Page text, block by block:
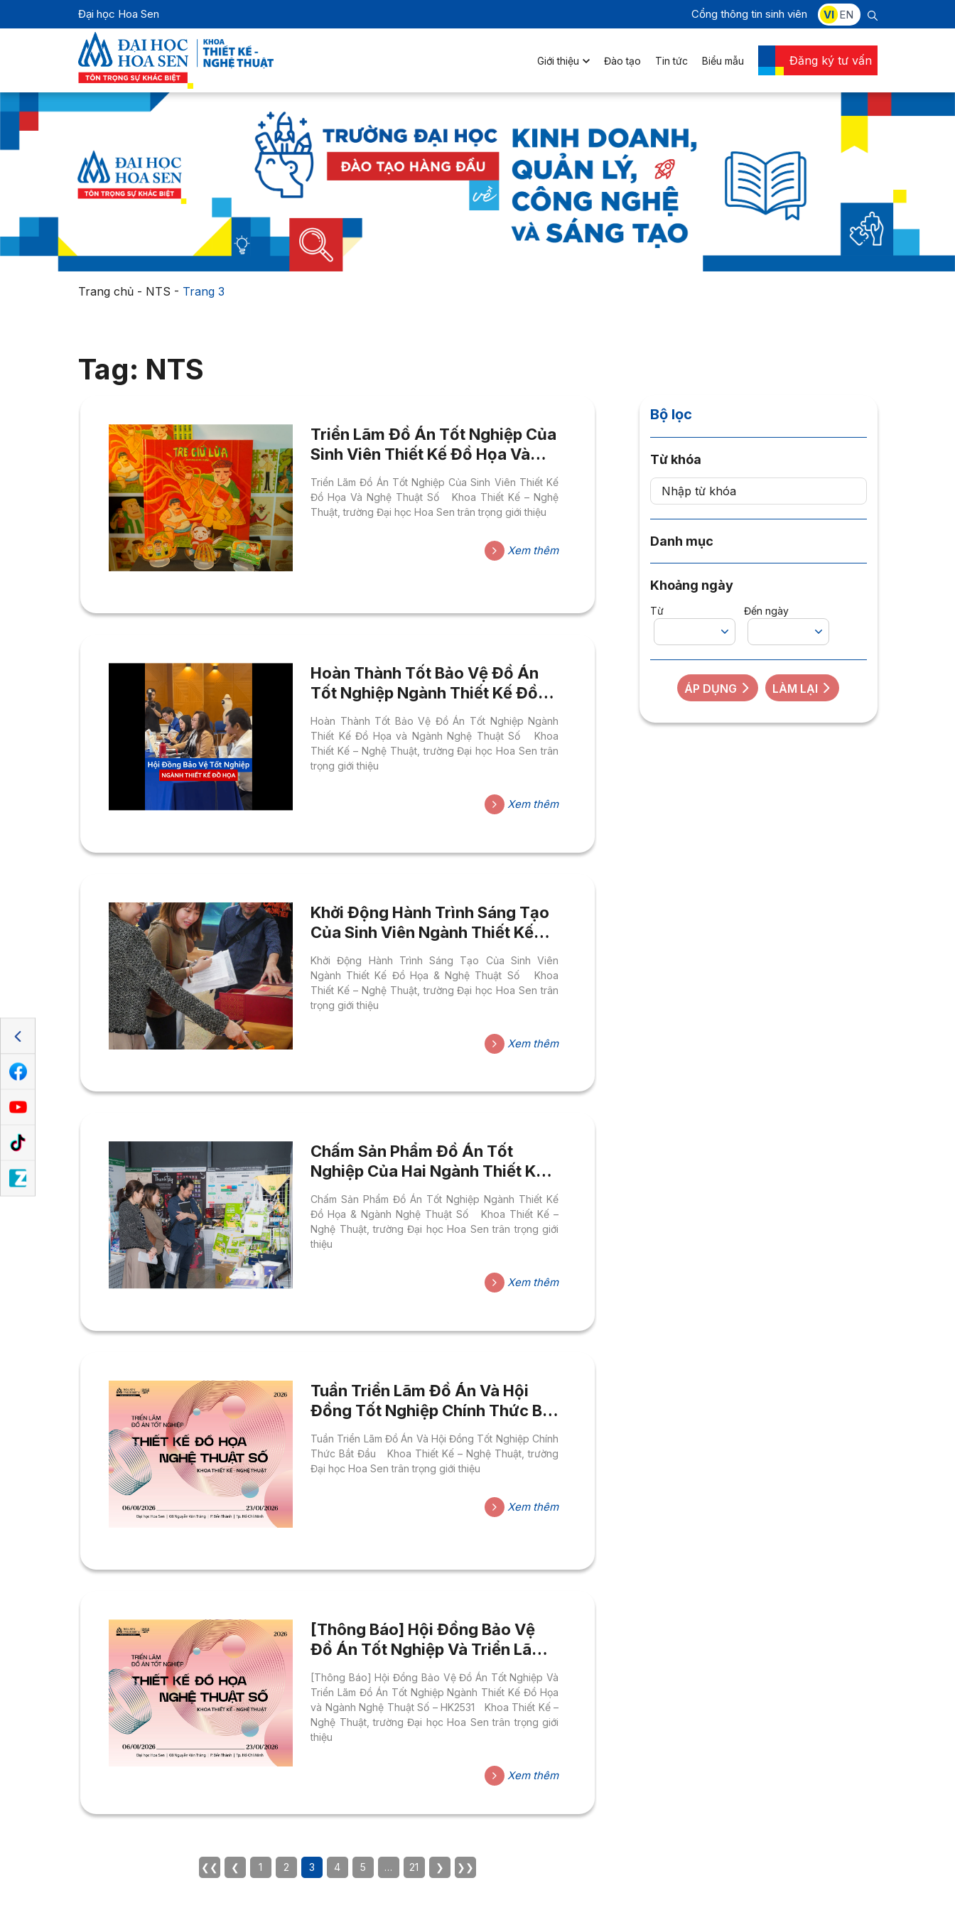
Đại học Hoa Sen Cổng thông tin sinh viên VI EN
Giới thiệu Đào tạo Tin tức Biểu mẫu Đăng ký tư vấn
Trang chủ- NTS - Trang 3
Tag: NTS
Triển Lãm Đồ Án Tốt Nghiệp Của
Sinh Viên Thiết Kế Đồ Họa Và
Nghệ Thuật Số!
Triển Lãm Đồ Án Tốt Nghiệp Của Sinh Viên Thiết Kế
Đồ Họa Và Nghệ Thuật Số Khoa Thiết Kế – Nghệ
Thuật, trường Đại học Hoa Sen trân trọng giới thiệu
Xem thêm
Hoàn Thành Tốt Bảo Vệ Đồ Án
Tốt Nghiệp Ngành Thiết Kế Đồ
Hoạ Và Nghệ Thuật Số
Hoàn Thành Tốt Bảo Vệ Đồ Án Tốt Nghiệp Ngành
Thiết Kế Đồ Họa và Ngành Nghệ Thuật Số Khoa
Thiết Kế – Nghệ Thuật, trường Đại học Hoa Sen trân
trọng giới thiệu
Xem thêm
Khởi Động Hành Trình Sáng Tạo
Của Sinh Viên Ngành Thiết Kế
Đồ Họa & Nghệ Thuật Số
Khởi Động Hành Trình Sáng Tạo Của Sinh Viên
Ngành Thiết Kế Đồ Họa & Nghệ Thuật Số Khoa
Thiết Kế – Nghệ Thuật, trường Đại học Hoa Sen trân
trọng giới thiệu
Xem thêm
Chấm Sản Phẩm Đồ Án Tốt
Nghiệp Của Hai Ngành Thiết Kế
Đồ Hoạ Và Nghệ Thuật Số
Chấm Sản Phẩm Đồ Án Tốt Nghiệp Ngành Thiết Kế
Đồ Họa & Ngành Nghệ Thuật Số Khoa Thiết Kế –
Nghệ Thuật, trường Đại học Hoa Sen trân trọng giới
thiệu
Xem thêm
Tuần Triển Lãm Đồ Án Và Hội
Đồng Tốt Nghiệp Chính Thức Bắt
Đầu
Tuần Triển Lãm Đồ Án Và Hội Đồng Tốt Nghiệp Chính
Thức Bắt Đầu Khoa Thiết Kế – Nghệ Thuật, trường
Đại học Hoa Sen trân trọng giới thiệu
Xem thêm
[Thông Báo] Hội Đồng Bảo Vệ
Đồ Án Tốt Nghiệp Và Triển Lãm
Đồ Án Tốt Nghiệp
[Thông Báo] Hội Đồng Bảo Vệ Đồ Án Tốt Nghiệp Và
Triển Lãm Đồ Án Tốt Nghiệp Ngành Thiết Kế Đồ Họa
và Ngành Nghệ Thuật Số – HK2531 Khoa Thiết Kế –
Nghệ Thuật, trường Đại học Hoa Sen trân trọng giới
thiệu
Xem thêm
❮❮ ❮ 1 2 3 4 5 … 21 ❯ ❯❯
Bộ lọc
Từ khóa
Danh mục
Khoảng ngày
Từ Đến ngày
ÁP DỤNG LÀM LẠI